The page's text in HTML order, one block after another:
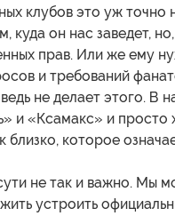
клубов это уж точно
куда он нас заведет,
прав. Или же ему
и требований
не делает этого. В
и «Ксамакс» и просто
близко, которое
не так и важно. Мы
устроить